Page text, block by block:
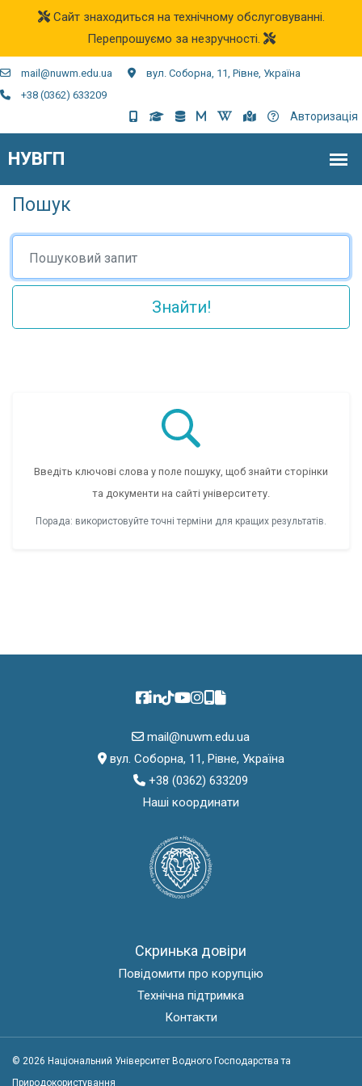
Сайт знаходиться на технічному обслуговуванні.
Перепрошуємо за незручності.
mail@nuwm.edu.ua
вул. Соборна, 11, Рівне, Україна
+38 (0362) 633209
Авторизація
Пошук
Знайти!
Введіть ключові слова у поле пошуку, щоб знайти сторінки
та документи на сайті університету.
Порада: використовуйте точні терміни для кращих результатів.
mail@nuwm.edu.ua
вул. Соборна, 11, Рівне, Україна
+38 (0362) 633209
Наші координати
Скринька довіри
Повідомити про корупцію
Технічна підтримка
Контакти
© 2026 Національний Університет Водного Господарства та
Природокористування